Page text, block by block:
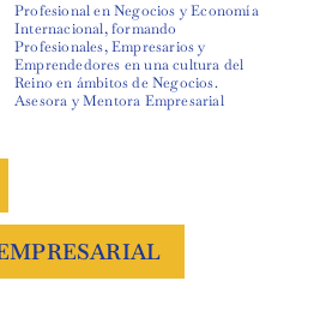
Profesional en Negocios y Economía
Internacional, formando
Profesionales, Empresarios y
Emprendedores en una cultura del
Reino en ámbitos de Negocios.
Asesora y Mentora Empresarial